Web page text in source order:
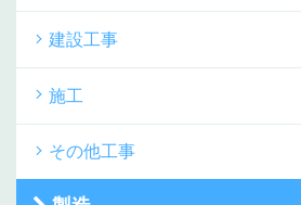
建設工事
施工
その他工事